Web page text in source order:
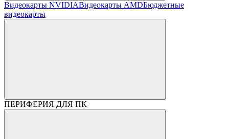
Видеокарты NVIDIAВидеокарты AMDБюджетные
видеокарты
ПЕРИФЕРИЯ ДЛЯ ПК